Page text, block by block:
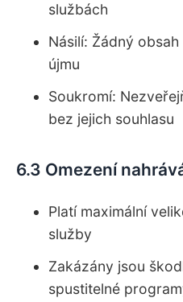
službách
Násilí: Žádný
újmu
Soukromí:
bez jejich souhlasu
6.3 Omezení
Platí maximální
služby
Zakázány jsou
spustitelné